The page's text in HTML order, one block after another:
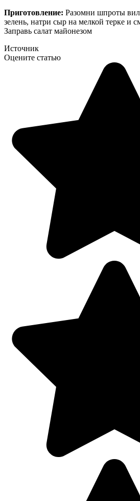
Приготовление: Разомни шпроты
зелень, натри сыр на мелкой терке и
Заправь салат майонезом
Источник
Оцените статью